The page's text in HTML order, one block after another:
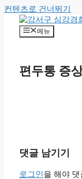
컨텐츠로 건너뛰기
메뉴
편두통 증
댓글 남기기
로그인을 해야 댓